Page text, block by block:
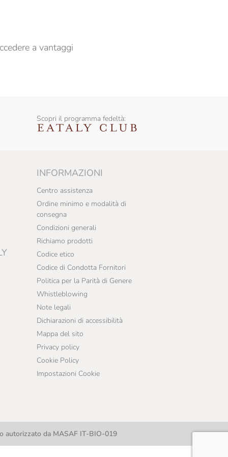
a vantaggi
Scopri il programma fedeltà:
INFORMAZIONI
Centro assistenza
Ordine minimo e modalità di
consegna
Condizioni generali
Richiamo prodotti
Codice etico
Codice di Condotta Fornitori
Politica per la Parità di Genere
Whistleblowing
Note legali
Dichiarazioni di accessibilità
Mappa del sito
Privacy policy
Cookie Policy
Impostazioni Cookie
autorizzato da MASAF IT-BIO-019